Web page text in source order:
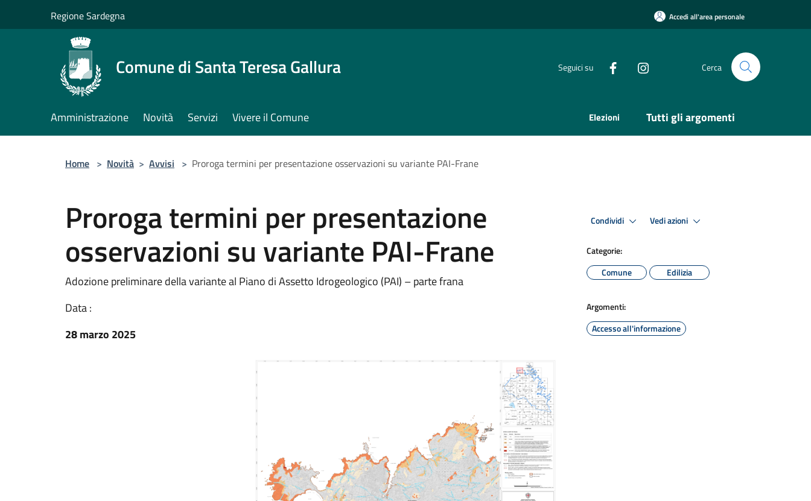
Regione Sardegna Accedi all'area personale
Comune di Santa Teresa Gallura Seguici su Cerca
Amministrazione Novità Servizi Vivere il Comune Elezioni Tutti gli argomenti
Home > Novità > Avvisi > Proroga termini per presentazione osservazioni su variante PAI-Frane
Proroga termini per presentazione
osservazioni su variante PAI-Frane
Adozione preliminare della variante al Piano di Assetto Idrogeologico (PAI) – parte frana
Data :
28 marzo 2025
Condividi Vedi azioni
Categorie:
Comune
Edilizia
Argomenti:
Accesso all'informazione